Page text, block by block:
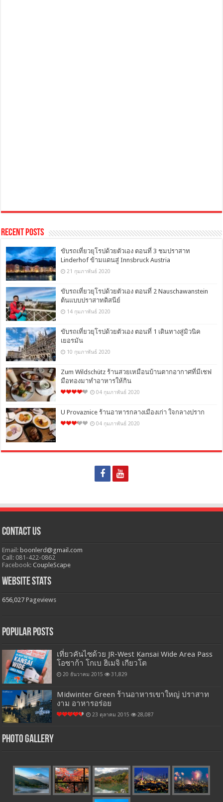
Recent Posts
ขับรถเที่ยวยุโรปด้วยตัวเอง ตอนที่ 3 ชมปราสาท
Linderhof ข้ามแดนสู่ Innsbruck Austria
21 กุมภาพันธ์ 2020
ขับรถเที่ยวยุโรปด้วยตัวเอง ตอนที่ 2 Nauschawanstein
ต้นแบบปราสาทดิสนีย์
14 กุมภาพันธ์ 2020
ขับรถเที่ยวยุโรปด้วยตัวเอง ตอนที่ 1 เดินทางสู่มิวนิค
เยอรมัน
10 กุมภาพันธ์ 2020
Zum Wildschütz ร้านสวยเหมือนบ้านตากอากาศที่มีเชฟ
มือทองมาทำอาหารให้กิน
04 กุมภาพันธ์ 2020
U Provaznice ร้านอาหารกลางเมืองเก่า ใจกลางปราก
04 กุมภาพันธ์ 2020
Contact Us
Email:boonlerd@gmail.com
Call: 081-422-0862
Facebook:CoupleScape
Website Stats
656,027 Pageviews
Popular Posts
เที่ยวคันไซด้วย JR-West Kansai Wide Area Pass
โอซาก้า โกเบ ฮิเมจิ เกียวโต
20 ธันวาคม 2015 31,829
Midwinter Green ร้านอาหารเขาใหญ่ ปราสาท
งาม อาหารอร่อย
23 ตุลาคม 2015 28,087
Photo Gallery